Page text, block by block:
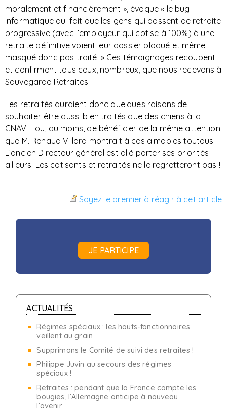
moralement et financièrement », évoque « le bug
informatique qui fait que les gens qui passent de retraite
progressive (avec l’employeur qui cotise à 100%) à une
retraite définitive voient leur dossier bloqué et même
masqué donc pas traité. » Ces témoignages recoupent
et confirment tous ceux, nombreux, que nous recevons à
Sauvegarde Retraites.
Les retraités auraient donc quelques raisons de
souhaiter être aussi bien traités que des chiens à la
CNAV – ou, du moins, de bénéficier de la même attention
que M. Renaud Villard montrait à ces aimables toutous.
L’ancien Directeur général est allé porter ses priorités
ailleurs. Les cotisants et retraités ne le regretteront pas !
Soyez le premier à réagir à cet article
JE PARTICIPE
ACTUALITÉS
Régimes spéciaux : les hauts-fonctionnaires
veillent au grain
Supprimons le Comité de suivi des retraites !
Philippe Juvin au secours des régimes
spéciaux !
Retraites : pendant que la France compte les
bougies, l’Allemagne anticipe à nouveau
l’avenir